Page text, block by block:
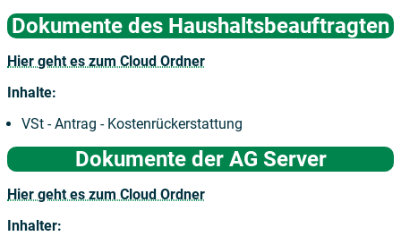
Dokumente des Haushaltsbeauftragten
Hier geht es zum Cloud Ordner
Inhalte:
VSt - Antrag - Kostenrückerstattung
Dokumente der AG Server
Hier geht es zum Cloud Ordner
Inhalter: